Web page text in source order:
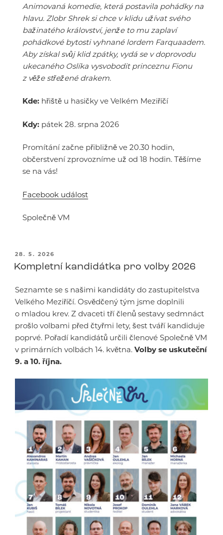
Animovaná komedie, která postavila pohádky na
hlavu. Zlobr Shrek si chce v klidu užívat svého
bažinatého království, jenže to mu zaplaví
pohádkové bytosti vyhnané lordem Farquaadem.
Aby získal svůj klid zpátky, vydá se v doprovodu
ukecaného Oslíka vysvobodit princeznu Fionu
z věže střežené drakem.
Kde: hřiště u hasičky ve Velkém Meziříčí
Kdy: pátek 28. srpna 2026
Promítání začne přibližně ve 20.30 hodin,
občerstvení zprovozníme už od 18 hodin. Těšíme
se na vás!
Facebook událost
Společně VM
PUBLIKOVÁNO
28. 5. 2026
Kompletní kandidátka pro volby 2026
Seznamte se s našimi kandidáty do zastupitelstva
Velkého Meziříčí. Osvědčený tým jsme doplnili
o mladou krev. Z dvaceti tří členů sestavy sedmnáct
prošlo volbami před čtyřmi lety, šest tváří kandiduje
poprvé. Pořadí kandidátů určili členové Společně VM
v primárních volbách 14. května. Volby se uskuteční
9. a 10. října.